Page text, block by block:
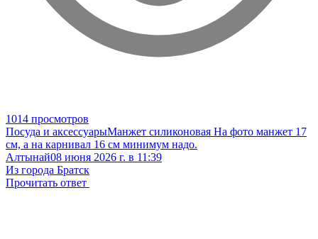
1014 просмотров
Посуда и аксессуарыМанжет силиконовая На фото манжет 17
см, а на карнивал 16 см минимум надо.
Алтынай08 июня 2026 г. в 11:39
Из города Братск
Прочитать ответ